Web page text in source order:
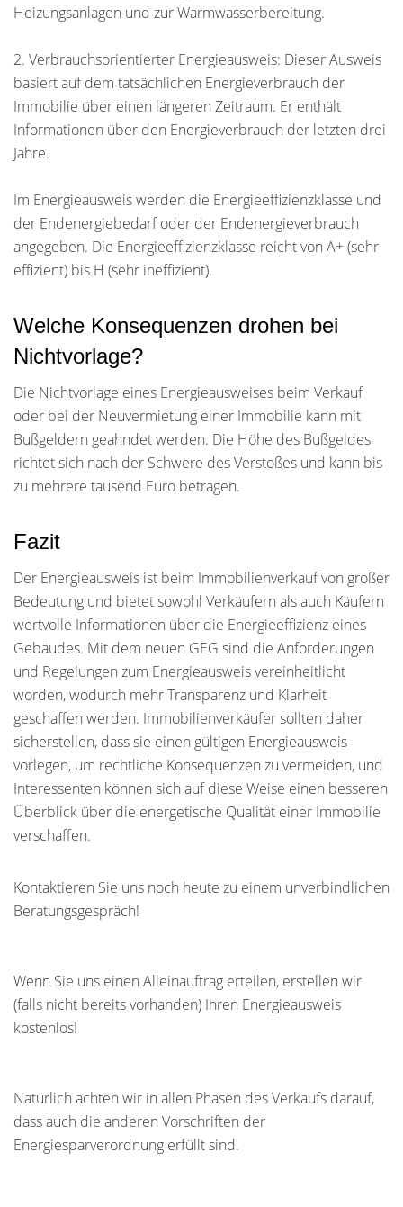
Heizungsanlagen und zur Warmwasserbereitung.
2. Verbrauchsorientierter Energieausweis: Dieser Ausweis
basiert auf dem tatsächlichen Energieverbrauch der
Immobilie über einen längeren Zeitraum. Er enthält
Informationen über den Energieverbrauch der letzten drei
Jahre.
Im Energieausweis werden die Energieeffizienzklasse und
der Endenergiebedarf oder der Endenergieverbrauch
angegeben. Die Energieeffizienzklasse reicht von A+ (sehr
effizient) bis H (sehr ineffizient).
Welche Konsequenzen drohen bei
Nichtvorlage?
Die Nichtvorlage eines Energieausweises beim Verkauf
oder bei der Neuvermietung einer Immobilie kann mit
Bußgeldern geahndet werden. Die Höhe des Bußgeldes
richtet sich nach der Schwere des Verstoßes und kann bis
zu mehrere tausend Euro betragen.
Fazit
Der Energieausweis ist beim Immobilienverkauf von großer
Bedeutung und bietet sowohl Verkäufern als auch Käufern
wertvolle Informationen über die Energieeffizienz eines
Gebäudes. Mit dem neuen GEG sind die Anforderungen
und Regelungen zum Energieausweis vereinheitlicht
worden, wodurch mehr Transparenz und Klarheit
geschaffen werden. Immobilienverkäufer sollten daher
sicherstellen, dass sie einen gültigen Energieausweis
vorlegen, um rechtliche Konsequenzen zu vermeiden, und
Interessenten können sich auf diese Weise einen besseren
Überblick über die energetische Qualität einer Immobilie
verschaffen.
Kontaktieren Sie uns noch heute zu einem unverbindlichen
Beratungsgespräch!
Wenn Sie uns einen Alleinauftrag erteilen, erstellen wir
(falls nicht bereits vorhanden) Ihren Energieausweis
kostenlos!
Natürlich achten wir in allen Phasen des Verkaufs darauf,
dass auch die anderen Vorschriften der
Energiesparverordnung erfüllt sind.